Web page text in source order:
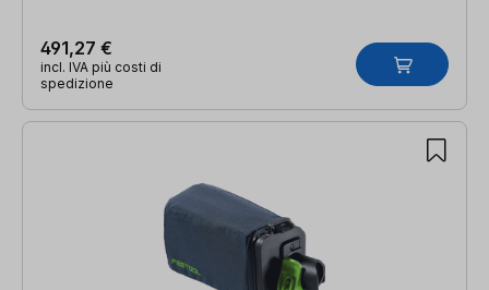
491,27 €
incl. IVA più costi di
spedizione